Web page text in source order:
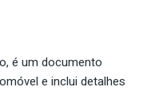
é um documento
e inclui detalhes